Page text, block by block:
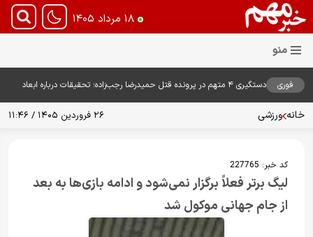
۱۸ مرداد ۱۴۰۵
فوری
دستگیری ۴ متهم در پرونده قتل حمیدرضا رجب‌زاده؛ تحقیقات درباره ابعاد
خانه ورزشی ۲۶ فروردین ۱۴۰۵ / ۱۱:۴۶
کد خبر: 227765
لیگ برتر فعلاً برگزار نمی‌شود و ادامه بازی‌ها به بعد
از جام جهانی موکول شد